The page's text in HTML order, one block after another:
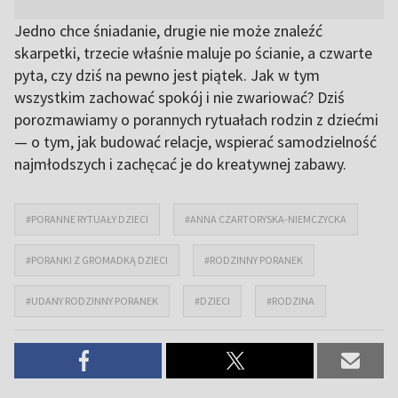
Jedno chce śniadanie, drugie nie może znaleźć
skarpetki, trzecie właśnie maluje po ścianie, a czwarte
pyta, czy dziś na pewno jest piątek. Jak w tym
wszystkim zachować spokój i nie zwariować? Dziś
porozmawiamy o porannych rytuałach rodzin z dziećmi
— o tym, jak budować relacje, wspierać samodzielność
najmłodszych i zachęcać je do kreatywnej zabawy.
#PORANNE RYTUAŁY DZIECI #ANNA CZARTORYSKA-NIEMCZYCKA
#PORANKI Z GROMADKĄ DZIECI #RODZINNY PORANEK
#UDANY RODZINNY PORANEK #DZIECI #RODZINA